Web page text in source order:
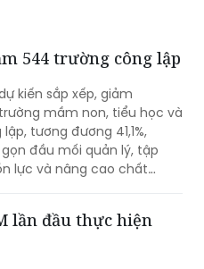
544 trường công lập
kiến sắp xếp, giảm
mầm non, tiểu học và
lập, tương đương 41,1%,
đầu mối quản lý, tập
lực và nâng cao chất
lần đầu thực hiện